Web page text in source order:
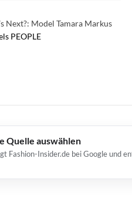
Next?: Model Tamara Markus
PEOPLE
Quelle auswählen
Fashion-Insider.de bei Google und